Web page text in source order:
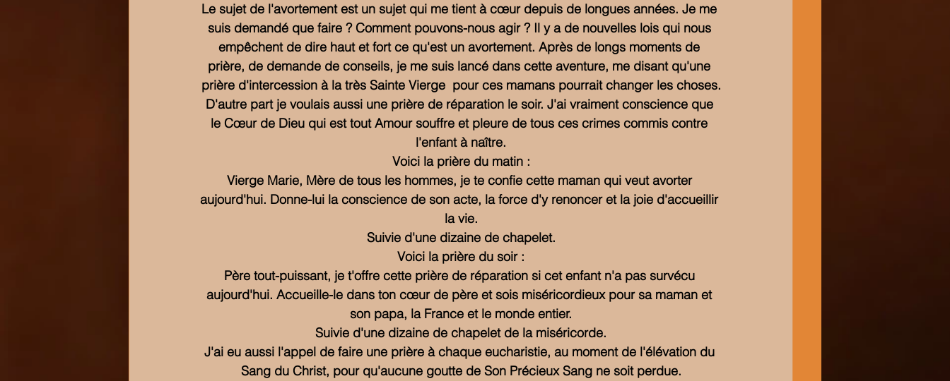
Le sujet de l'avortement est un sujet qui me tient à cœur depuis de longues années. Je me
suis demandé que faire ? Comment pouvons-nous agir ? Il y a de nouvelles lois qui nous
empêchent de dire haut et fort ce qu'est un avortement. Après de longs moments de
prière, de demande de conseils, je me suis lancé dans cette aventure, me disant qu'une
prière d'intercession à la très Sainte Vierge  pour ces mamans pourrait changer les choses.
D'autre part je voulais aussi une prière de réparation le soir. J'ai vraiment conscience que
le Cœur de Dieu qui est tout Amour souffre et pleure de tous ces crimes commis contre
l'enfant à naître.
Voici la prière du matin :
Vierge Marie, Mère de tous les hommes, je te confie cette maman qui veut avorter
aujourd'hui. Donne-lui la conscience de son acte, la force d'y renoncer et la joie d'accueillir
la vie.
Suivie d'une dizaine de chapelet.
Voici la prière du soir :
Père tout-puissant, je t'offre cette prière de réparation si cet enfant n'a pas survécu
aujourd'hui. Accueille-le dans ton cœur de père et sois miséricordieux pour sa maman et
son papa, la France et le monde entier.
Suivie d'une dizaine de chapelet de la miséricorde.
J'ai eu aussi l'appel de faire une prière à chaque eucharistie, au moment de l'élévation du
Sang du Christ, pour qu'aucune goutte de Son Précieux Sang ne soit perdue.